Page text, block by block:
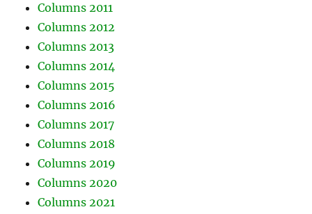
Columns 2011
Columns 2012
Columns 2013
Columns 2014
Columns 2015
Columns 2016
Columns 2017
Columns 2018
Columns 2019
Columns 2020
Columns 2021